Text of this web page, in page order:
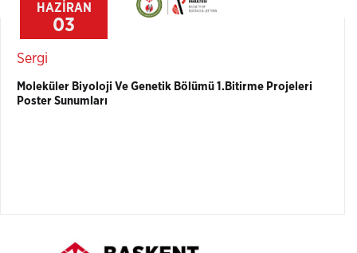
HAZİRAN
03
Sergi
Moleküler Biyoloji Ve Genetik Bölümü 1.Bitirme Projeleri
Poster Sunumları